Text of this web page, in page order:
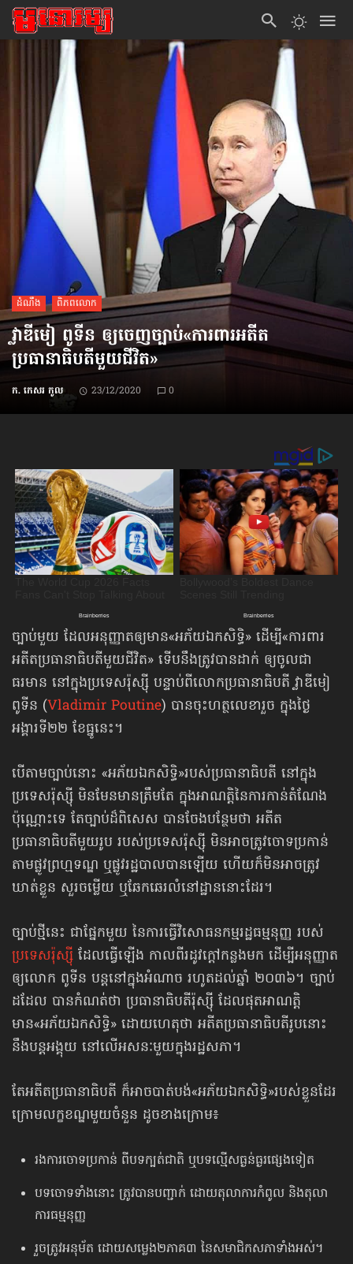
ដំណឹង ពិភពលោក
វ្លាឌីមៀ ពូទីន ឲ្យចេញច្បាប់«ការពារ​អតីត
ប្រធានាធិបតី​​មួយជីវិត»
ក. កេសរ កូល 23/12/2020 0
ច្បាប់មួយ ដែលអនុញ្ញាត​ឲ្យមាន​«អភ័យឯកសិទ្ធិ» ដើម្បី«ការពារ​
អតីតប្រធានាធិបតី​​មួយជីវិត» ទើបនឹងត្រូវបានដាក់ ឲ្យចូលជា
ធរមាន នៅក្នុងប្រទេសរ៉ុស្ស៊ី បន្ទាប់ពីលោកប្រធានាធិបតី វ្លាឌីមៀ
ពូទីន (Vladimir Poutine) បានចុះហត្ថលេខារួច ក្នុងថ្ងៃ
អង្គារទី២២ ខែធ្នូនេះ។
បើតាមច្បាប់នោះ «អភ័យឯកសិទ្ធិ»របស់ប្រធានាធិបតី នៅក្នុង
ប្រទេសរ៉ុស្ស៊ី មិនមែនមានត្រឹមតែ ក្នុងអាណត្តិនៃការកាន់តំណែង
ប៉ុណ្ណោះទេ តែច្បាប់ដ៏ពិសេស បានចែងបន្ថែមថា អតីត
ប្រធានាធិបតីមួយរូប របស់ប្រទេសរ៉ុស្ស៊ី មិនអាចត្រូវចោទប្រកាន់
តាមផ្លូវព្រហ្មទណ្ឌ ឬផ្លូវរដ្ឋបាលបានឡើយ ហើយក៏មិនអាចត្រូវ
ឃាត់ខ្លួន សួរចម្លើយ ឬឆែកឆេរលំនៅដ្ឋាននោះដែរ។
ច្បាប់ថ្មីនេះ ជាផ្នែកមួយ នៃការធ្វើវិសោធនកម្ម​រដ្ឋធម្មនុញ្ញ របស់
ប្រទេសរ៉ុស្ស៊ី ដែលធ្វើឡើង កាលពីរដូវក្ដៅកន្លងមក ដើម្បីអនុញ្ញាត​
ឲ្យលោក ពូទីន បន្តនៅក្នុងអំណាច រហូតដល់ឆ្នាំ ២០៣៦។ ច្បាប់
ដដែល បានកំណត់ថា ប្រធានាធិបតីរ៉ុស្ស៊ី ដែលផុតអាណត្តិ
មាន«អភ័យឯកសិទ្ធិ» ដោយហេតុថា អតីតប្រធានាធិបតីរូបនោះ
នឹងបន្តអង្គុយ នៅលើអសនៈមួយក្នុងរដ្ឋសភា។
តែអតីតប្រធានាធិបតី ក៏អាចបាត់បង់«អភ័យឯកសិទ្ធិ»របស់ខ្លួនដែរ
ក្រោមលក្ខខណ្ឌមួយចំនួន ដូចខាងក្រោម៖
រងការចោទប្រកាន់ ពីបទក្បត់ជាតិ ឬបទល្មើសធ្ងន់ធ្ងរផ្សេងទៀត
បទចោទទាំងនោះ ត្រូវបានបញ្ជាក់ ដោយតុលាការកំពូល និងតុលា
ការធម្មនុញ្ញ
រួចត្រូវអនុម័ត ដោយសម្លេង២ភាគ៣ នៃសមាជិកសភាទាំងអស់។